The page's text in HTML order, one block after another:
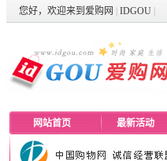
您好，欢迎来到 爱购网 IDGOU
网站首页 最新活动